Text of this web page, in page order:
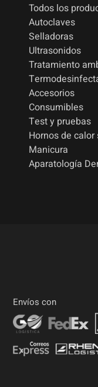
Todos los
Autoclaves
Selladoras
Ultrasonidos
Tratamiento
Accesorios
Consumibles
Test y pruebas
Hornos de calor
Manicura
Aparatología
Envíos con